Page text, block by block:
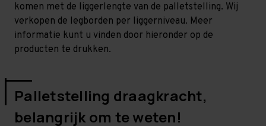
komen met de liggerlengte van de palletstelling. Wij
verkopen de legborden per liggerniveau. Meer
informatie kunt u vinden door hieronder op de
producten te drukken.
Palletstelling draagkracht,
belangrijk om te weten!